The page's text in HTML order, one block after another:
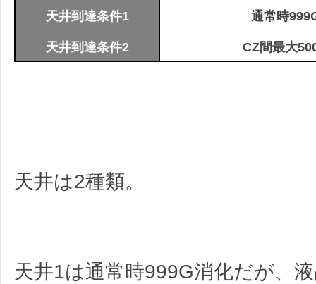
天井到達条件1 通常時
天井到達条件2 CZ間最大
天井は2種類。
天井1は通常時999G消化だが、